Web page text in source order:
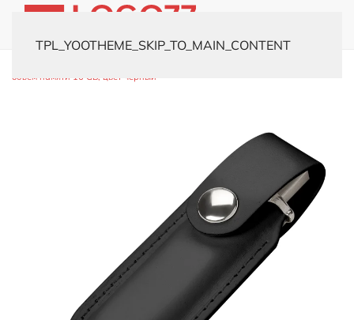
TPL_YOOTHEME_SKIP_TO_MAIN_CONTENT
объем памяти 16 GB, цвет черный